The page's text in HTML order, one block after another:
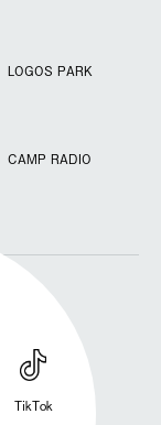
LOGOS PARK
CAMP RADIO
TikTok